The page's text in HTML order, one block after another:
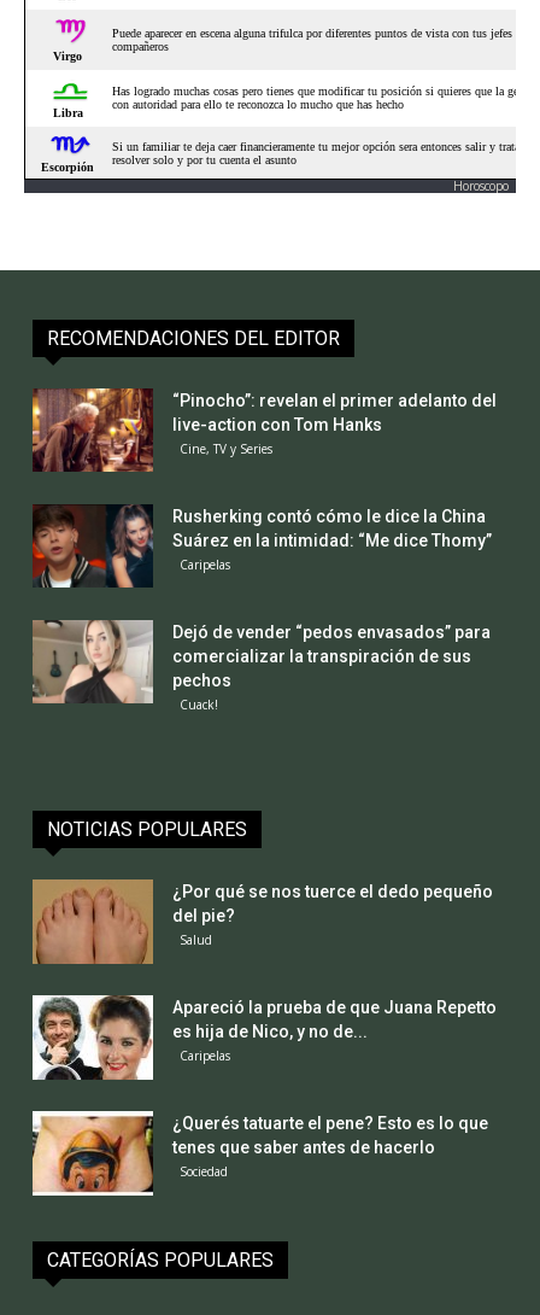
Horoscopo
RECOMENDACIONES DEL EDITOR
“Pinocho”: revelan el primer adelanto del
live-action con Tom Hanks
Cine, TV y Series
Rusherking contó cómo le dice la China
Suárez en la intimidad: “Me dice Thomy”
Caripelas
Dejó de vender “pedos envasados” para
comercializar la transpiración de sus
pechos
Cuack!
NOTICIAS POPULARES
¿Por qué se nos tuerce el dedo pequeño
del pie?
Salud
Apareció la prueba de que Juana Repetto
es hija de Nico, y no de...
Caripelas
¿Querés tatuarte el pene? Esto es lo que
tenes que saber antes de hacerlo
Sociedad
CATEGORÍAS POPULARES